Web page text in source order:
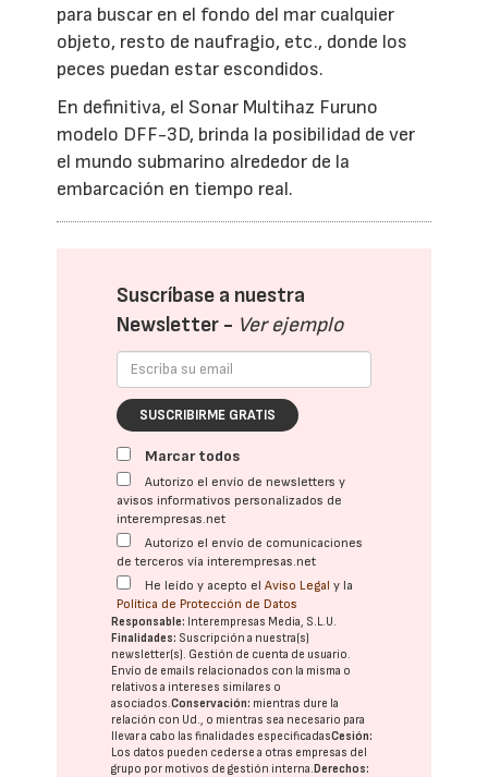
para buscar en el fondo del mar cualquier
objeto, resto de naufragio, etc., donde los
peces puedan estar escondidos.
En definitiva, el Sonar Multihaz Furuno
modelo DFF-3D, brinda la posibilidad de ver
el mundo submarino alrededor de la
embarcación en tiempo real.
Suscríbase a nuestra
Newsletter - Ver ejemplo
SUSCRIBIRME GRATIS
Marcar todos
Autorizo el envío de newsletters y
avisos informativos personalizados de
interempresas.net
Autorizo el envío de comunicaciones
de terceros vía interempresas.net
He leído y acepto elAviso Legal y la
Política de Protección de Datos
Responsable: Interempresas Media, S.L.U.
Finalidades: Suscripción a nuestra(s)
newsletter(s). Gestión de cuenta de usuario.
Envío de emails relacionados con la misma o
relativos a intereses similares o
asociados.Conservación: mientras dure la
relación con Ud., o mientras sea necesario para
llevar a cabo las finalidades especificadasCesión:
Los datos pueden cederse a otras empresas del
grupo por motivos de gestión interna.Derechos: